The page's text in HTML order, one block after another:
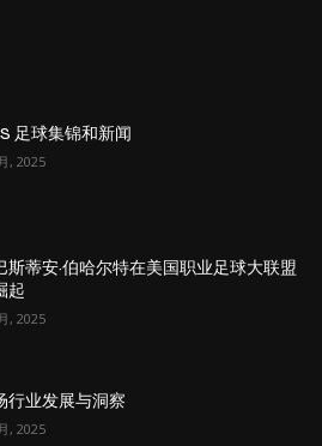
足球集锦和新闻
, 2025
斯蒂安·伯哈尔特在美国职业足球大联盟
起
, 2025
行业发展与洞察
, 2025